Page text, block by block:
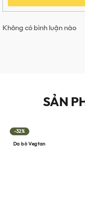
Không có bình luận nào
SẢN
-32%
Da bò Vegtan